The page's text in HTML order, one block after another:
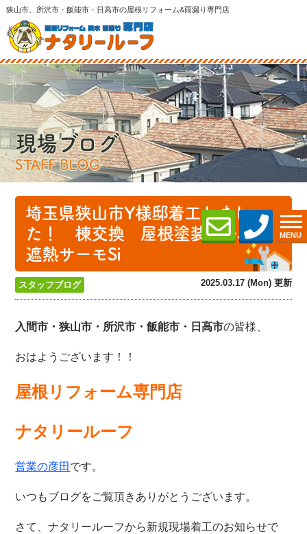
狭山市、所沢市・飯能市・日高市の屋根リフォーム&雨漏り専門店
MENU
現場ブログ
STAFF BLOG
埼玉県狭山市Y様邸着工しまし
た！ 棟交換 屋根塗装スーパー
遮熱サーモSi
スタッフブログ 2025.03.17 (Mon) 更新
入間市・狭山市・所沢市・飯能市・日高市の皆様、
おはようございます！！
屋根リフォーム専門店
ナタリールーフ
営業の彦田 です。
いつもブログをご覧頂きありがとうございます。
さて、ナタリールーフから新規現場着工のお知らせで